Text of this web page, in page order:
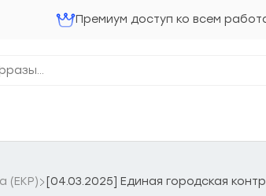
Премиум доступ ко всем
(ЕКР) [04.03.2025] Единая городская